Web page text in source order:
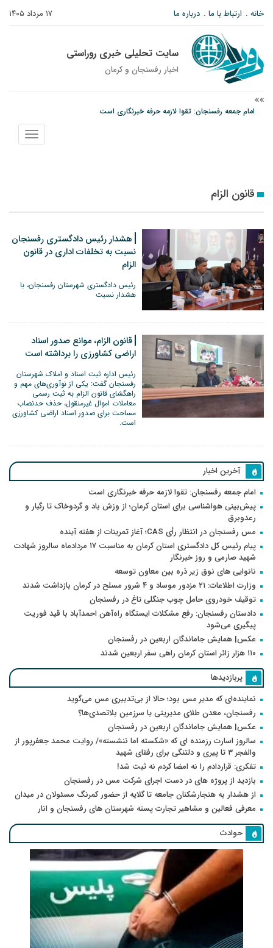
۱۷ مرداد ۱۴۰۵ خانه ارتباط با ما درباره ما
سایت تحلیلی خبری روراستی
اخبار رفسنجان و كرمان
امام جمعه رفسنجان: تقوا لازمه حرفه خبرنگاری است
پیش‌بینی هواشناسی برای استان کرمان؛ از وزش باد و گردوخاک تا رگبار و رعدوبرق
نمایش
منو
قانون الزام
هشدار رئیس دادگستری رفسنجان
نسبت به تخلفات اداری در قانون
الزام
رئیس دادگستری شهرستان رفسنجان، با
هشدار نسبت
قانون الزام، موانع صدور اسناد
اراضی کشاورزی را برداشته است
رئیس اداره ثبت اسناد و املاک شهرستان
رفسنجان گفت: یکی از نوآوری‌های مهم و
راهگشای قانون الزام به ثبت رسمی
معاملات اموال غیرمنقول، حذف حدنصاب
مساحت برای صدور اسناد اراضی کشاورزی
است.
آخرین اخبار
امام جمعه رفسنجان: تقوا لازمه حرفه خبرنگاری است
پیش‌بینی هواشناسی برای استان کرمان؛ از وزش باد و گردوخاک تا رگبار و
رعدوبرق
مس رفسنجان در انتظار رأی CAS؛ آغاز تمرینات از هفته آینده
پیام رئیس کل دادگستری استان کرمان به مناسبت ۱۷ مردادماه سالروز شهادت
شهید صارمی و روز خبرنگار
نانوایی های نوق زیر ذره بین معاون توسعه
وزارت اطلاعات: ۲۱ مزدور موساد و ۴ شرور مسلح در کرمان بازداشت شدند
توقیف خودروی حامل چوب جنگلی تاغ در رفسنجان
دادستان رفسنجان: رفع مشکلات ایستگاه راه‌آهن احمدآباد با قید فوریت
پیگیری می‌شود
عکس| همایش جاماندگان اربعین در رفسنجان
۱۱۰ هزار زائر استان کرمان راهی سفر اربعین شدند
پربازدیدها
نماینده‌ای که مدیر مس بود؛ حالا از بی‌تدبیری مس می‌گوید
رفسنجان، معدن طلای مدیریتی یا سرزمین بلاتصدی‌ها؟
عکس| همایش جاماندگان اربعین در رفسنجان
سالروز اسارت رزمنده ای که «شکسته اما ننشسته»/ روایت محمد جعفرپور از
والفجر ۳ تا پیری و دلتنگی برای رفقای شهید
تفکری: قراردادم را نه امضا کردم نه ثبت شد!
بازدید از پروژه های در دست اجرای شرکت مس در رفسنجان
از هشدار به هنجارشکنان جامعه تا گلایه از حضور کمرنگ مسئولان در میدان
معرفی فعالین و مشاهیر تجارت پسته شهرستان های رفسنجان و انار
حوادث